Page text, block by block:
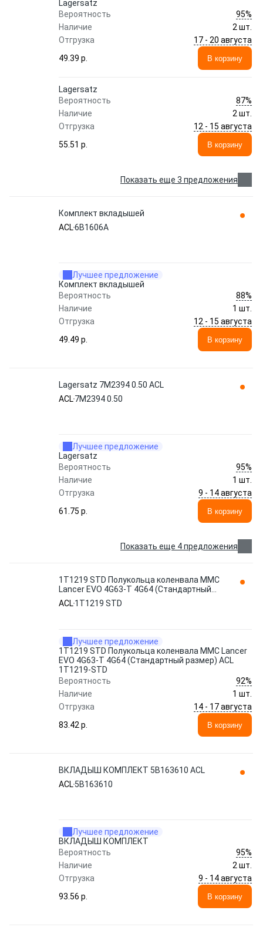
Lagersatz
Вероятность
95%
Наличие
2 шт.
Отгрузка
17 - 20 августа
49.39 p.
В корзину
Lagersatz
Вероятность
87%
Наличие
2 шт.
Отгрузка
12 - 15 августа
55.51 p.
В корзину
Показать еще 3 предложения
Комплект вкладышей
ACL6B1606A
Лучшее предложение
Комплект вкладышей
Вероятность
88%
Наличие
1 шт.
Отгрузка
12 - 15 августа
49.49 p.
В корзину
Lagersatz 7M2394 0.50 ACL
ACL7M2394 0.50
Лучшее предложение
Lagersatz
Вероятность
95%
Наличие
1 шт.
Отгрузка
9 - 14 августа
61.75 p.
В корзину
Показать еще 4 предложения
1T1219 STD Полукольца коленвала MMC
Lancer EVO 4G63-T 4G64 (Стандартный
размер) ACL 1T1219-STD
ACL1T1219 STD
Лучшее предложение
1T1219 STD Полукольца коленвала MMC Lancer
EVO 4G63-T 4G64 (Стандартный размер) ACL
1T1219-STD
Вероятность
92%
Наличие
1 шт.
Отгрузка
14 - 17 августа
83.42 p.
В корзину
ВКЛАДЫШ КОМПЛЕКТ 5B163610 ACL
ACL5B163610
Лучшее предложение
ВКЛАДЫШ КОМПЛЕКТ
Вероятность
95%
Наличие
2 шт.
Отгрузка
9 - 14 августа
93.56 p.
В корзину